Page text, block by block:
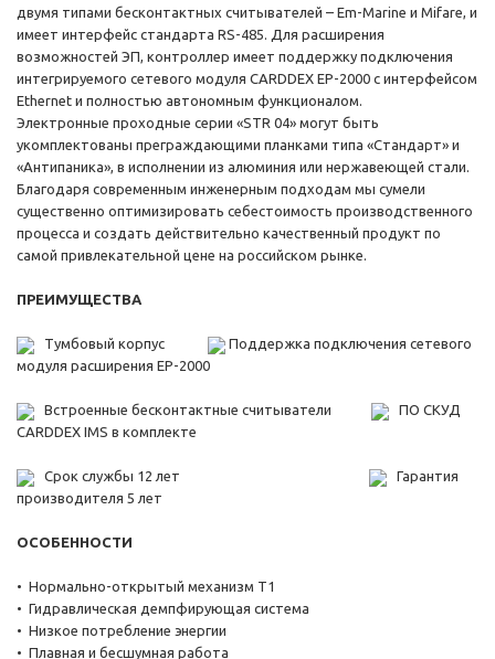
двумя типами бесконтактных считывателей – Em-Marine и Mifare, и
имеет интерфейс стандарта RS-485. Для расширения
возможностей ЭП, контроллер имеет поддержку подключения
интегрируемого сетевого модуля CARDDEX EP-2000 c интерфейсом
Ethernet и полностью автономным функционалом.
Электронные проходные серии «STR 04» могут быть
укомплектованы преграждающими планками типа «Стандарт» и
«Антипаника», в исполнении из алюминия или нержавеющей стали.
Благодаря современным инженерным подходам мы сумели
существенно оптимизировать себестоимость производственного
процесса и создать действительно качественный продукт по
самой привлекательной цене на российском рынке.
ПРЕИМУЩЕСТВА
Тумбовый корпус
Поддержка подключения сетевого
модуля расширения EP-2000
Встроенные бесконтактные считыватели
ПО СКУД
CARDDEX IMS в комплекте
Срок службы 12 лет
Гарантия
производителя 5 лет
ОСОБЕННОСТИ
• Нормально-открытый механизм T1
• Гидравлическая демпфирующая система
• Низкое потребление энергии
• Плавная и бесшумная работа